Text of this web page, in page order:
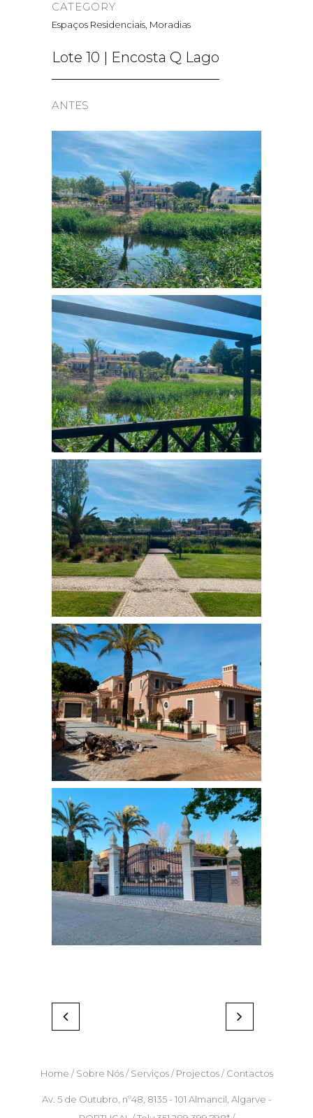
CATEGORY
Espaços Residenciais, Moradias
Lote 10 | Encosta Q Lago
ANTES
Home /Sobre Nós/Serviços/Projectos/Contactos
Av. 5 de Outubro, nº48, 8135 - 101 Almancil, Algarve -